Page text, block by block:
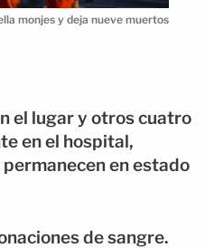
monjes y deja nueve muertos
el lugar y otros cuatro
en el hospital,
en estado
de sangre.